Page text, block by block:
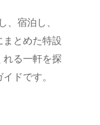
宿泊し、
とめた特設
る一軒を探
ドです。